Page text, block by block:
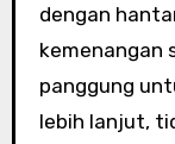
dengan
kemenangan
panggung
lebih lanjut,